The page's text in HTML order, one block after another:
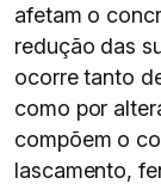
afetam o
redução das
ocorre tanto
como por
compõem o
lascamento,